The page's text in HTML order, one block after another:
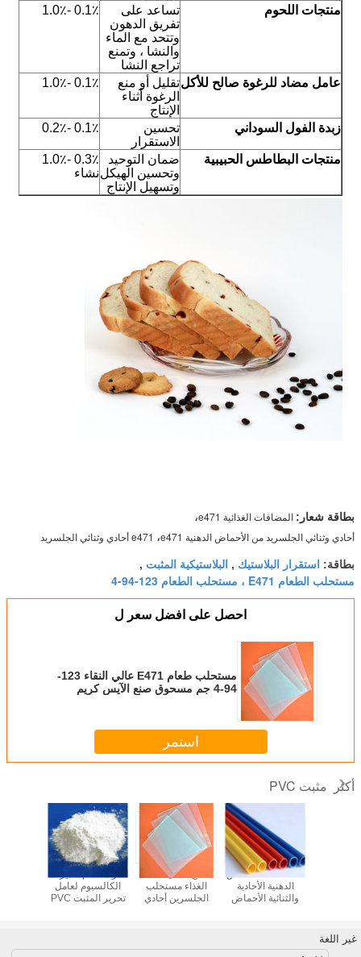
منتجات اللحوم
تساعد على
تفريق الدهون
وتتحد مع الماء
والنشا ، وتمنع
تراجع النشا
0.1٪ -1.0٪
عامل مضاد للرغوة صالح للأكلتقليل أو منع
الرغوة أثناء
الإنتاج
0.1٪ -1.0٪
زبدة الفول السوداني
تحسين
الاستقرار
0.1٪ -0.2٪
منتجات البطاطس الحبيبية
ضمان التوحيد
وتحسين الهيكل
وتسهيل الإنتاج
0.3٪ -1.0٪
نشاء
بطاقة شعار: المضافات الغذائية e471 ،
أحادي وثنائي الجلسريد من الأحماض الدهنية e471 ، e471 أحادي وثنائي الجلسريد
بطاقة: استقرار البلاستيك , البلاستيكية المثبت ,
مستحلب الطعام E471 ، مستحلب الطعام 123-94-4
احصل على افضل سعر ل
مستحلب طعام E471 عالي النقاء 123-
94-4 جم مسحوق صنع الآيس كريم
استمر
أكثر مثبت PVC
الكالسيوم لعامل
تحرير المثبت PVC
صالح للأكل E471
الغذاء مستحلب
الجلسرين أحادي
123-94-4 الأحماض
الدهنية الأحادية
والثنائية الأحماض
غير اللغة